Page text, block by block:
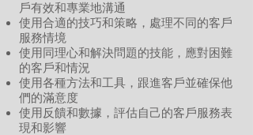
戶有效和專業地溝通
使用合適的技巧和策略，處理不同的客戶
服務情境
使用同理心和解決問題的技能，應對困難
的客戶和情況
使用各種方法和工具，跟進客戶並確保他
們的滿意度
使用反饋和數據，評估自己的客戶服務表
現和影響